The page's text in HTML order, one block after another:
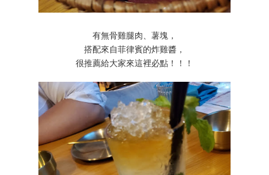
有無骨雞腿肉、薯塊，
搭配來自菲律賓的炸雞醬，
很推薦給大家來這裡必點！！！